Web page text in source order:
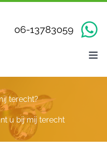
06-13783059
terecht?
u bij mij terecht